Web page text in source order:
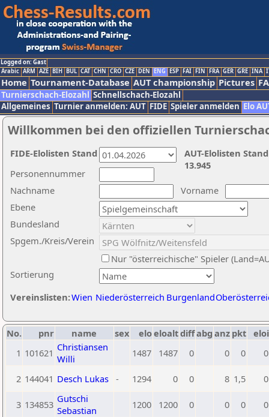
Logged on: Gast
Arabic ARM AZE BIH BUL CAT CHN CRO CZE DEN ENG ESP FAI FIN FRA GER GRE INA
Home Tournament-Database AUT championship Pictures
Turnierschach-Elozahl Schnellschach-Elozahl
Allgemeines Turnier anmelden: AUT FIDE Spieler anmelden Elo
Willkommen bei den offiziellen
Nachname
Vorname
Ebene
Sortierung
Personennummer
Bundesland
Spgem./Kreis/Verein
Nur "österreichische" Spieler
Vereinslisten:Wien Niederösterreich Burgenland
AUT-Elolisten
13.945
FIDE-Elolisten Stand
No. pnr name sex eloeloaltdiffabg anz pkt eloi
1 101621 Christiansen
Willi
1487 1487 0 0 0 0
2 144041 Desch Lukas - 1294 0 0 8 1,5 0
3 134853 Gutschi
Sebastian
1200 1200 0 0 0 0